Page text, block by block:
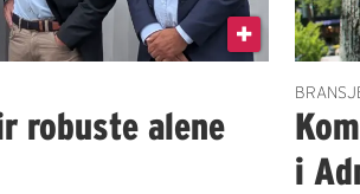
robuste alene
i